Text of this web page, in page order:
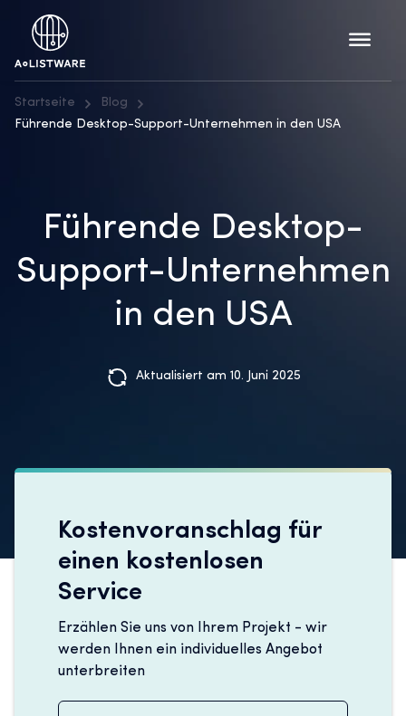
Startseite
Blog
Führende Desktop-Support-Unternehmen in den USA
Führende Desktop-
Support-Unternehmen
in den USA
Aktualisiert am 10. Juni 2025
Kostenvoranschlag für
einen kostenlosen
Service
Erzählen Sie uns von Ihrem Projekt - wir
werden Ihnen ein individuelles Angebot
unterbreiten